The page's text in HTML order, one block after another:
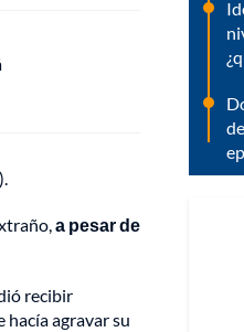
).
a pesar de
recibir
agravar su